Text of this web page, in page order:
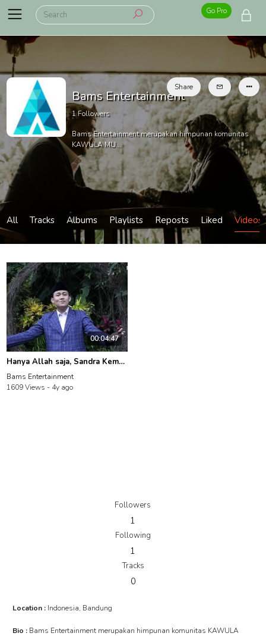
Go Pro
Bams Entertainment
1Followers
Bams Entertainment merupakan himpunan komunitas
KAWULA MU...
Share
All Tracks Albums Playlists Reposts Liked Videos
00:04:47
Hanya Allah saja, Sandra Kemal Fahsya
Bams Entertainment
1609 Views - 4y ago
Followers
1
Following
1
Tracks
0
Location : Indonesia, Bandung
Bio : Bams Entertainment merupakan himpunan komunitas KAWULA